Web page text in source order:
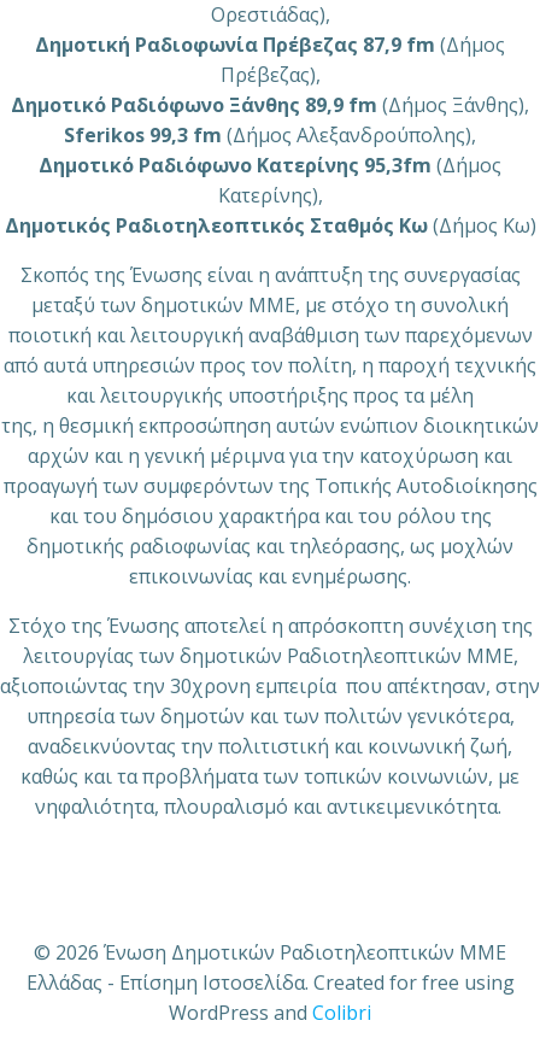
Ορεστιάδας),
Δημοτική Ραδιοφωνία Πρέβεζας 87,9 fm (Δήμος
Πρέβεζας),
Δημοτικό Ραδιόφωνο Ξάνθης 89,9 fm (Δήμος Ξάνθης),
Sferikos 99,3 fm (Δήμος Αλεξανδρούπολης),
Δημοτικό Ραδιόφωνο Κατερίνης 95,3fm (Δήμος
Κατερίνης),
Δημοτικός Ραδιοτηλεοπτικός Σταθμός Κω(Δήμος Κω)
Σκοπός της Ένωσης είναι η ανάπτυξη της συνεργασίας
μεταξύ των δημοτικών ΜΜΕ, με στόχο τη συνολική
ποιοτική και λειτουργική αναβάθμιση των παρεχόμενων
από αυτά υπηρεσιών προς τον πολίτη, η παροχή τεχνικής
και λειτουργικής υποστήριξης προς τα μέλη
της, η θεσμική εκπροσώπηση αυτών ενώπιον διοικητικών
αρχών και η γενική μέριμνα για την κατοχύρωση και
προαγωγή των συμφερόντων της Τοπικής Αυτοδιοίκησης
και του δημόσιου χαρακτήρα και του ρόλου της
δημοτικής ραδιοφωνίας και τηλεόρασης, ως μοχλών
επικοινωνίας και ενημέρωσης.
Στόχο της Ένωσης αποτελεί η απρόσκοπτη συνέχιση της
λειτουργίας των δημοτικών Ραδιοτηλεοπτικών ΜΜΕ,
αξιοποιώντας την 30χρονη εμπειρία που απέκτησαν, στην
υπηρεσία των δημοτών και των πολιτών γενικότερα,
αναδεικνύοντας την πολιτιστική και κοινωνική ζωή,
καθώς και τα προβλήματα των τοπικών κοινωνιών, με
νηφαλιότητα, πλουραλισμό και αντικειμενικότητα.
© 2026 Ένωση Δημοτικών Ραδιοτηλεοπτικών ΜΜΕ
Ελλάδας - Επίσημη Ιστοσελίδα. Created for free using
WordPress and Colibri